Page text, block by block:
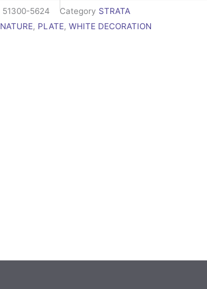
51300-5624 Category STRATA
NATURE, PLATE, WHITE DECORATION